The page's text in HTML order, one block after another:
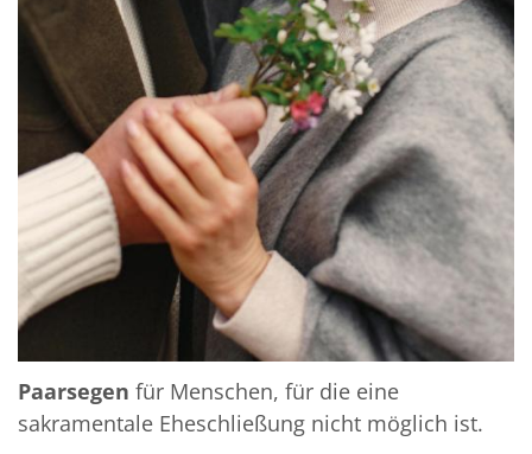
Paarsegen für Menschen, für die eine
sakramentale Eheschließung nicht möglich ist.